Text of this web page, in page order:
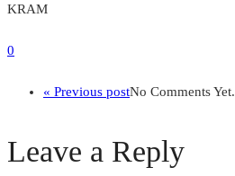
KRAM
0
« Previous postNo Comments Yet.
Leave a Reply